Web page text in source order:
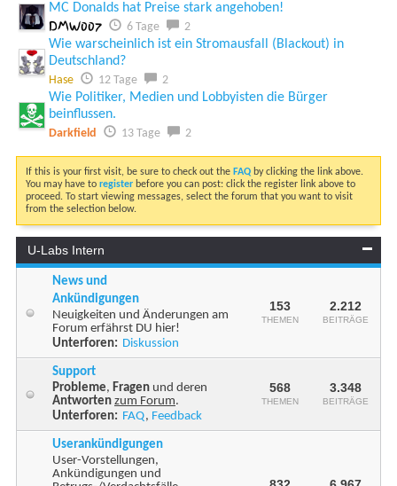
MC Donalds hat Preise stark angehoben!
DMW007 6 Tage 2
Wie warscheinlich ist ein Stromausfall (Blackout) in
Deutschland?
Hase 12 Tage 2
Wie Politiker, Medien und Lobbyisten die Bürger
beinflussen.
Darkfield 13 Tage 2
If this is your first visit, be sure to check out the FAQ by clicking the link above.
You may have to register before you can post: click the register link above to
proceed. To start viewing messages, select the forum that you want to visit
from the selection below.
U-Labs Intern
News und
Ankündigungen
Neuigkeiten und Änderungen am
Forum erfährst DU hier!
Unterforen: Diskussion
153
THEMEN
2.212
BEITRÄGE
Support
Probleme, Fragen und deren
Antworten zum Forum.
Unterforen: FAQ, Feedback
568
THEMEN
3.348
BEITRÄGE
Userankündigungen
User-Vorstellungen,
Ankündigungen und